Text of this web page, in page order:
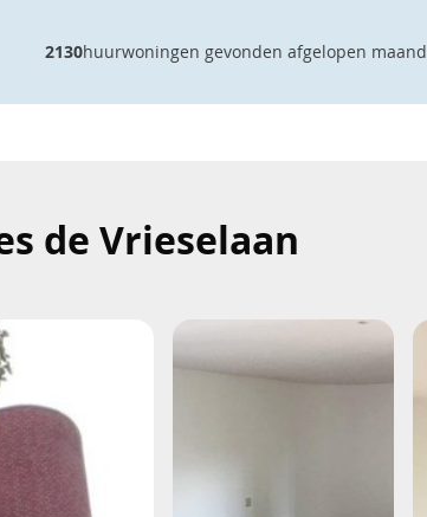
2130huurwoningen gevonden afgelopen maand
de Vrieselaan